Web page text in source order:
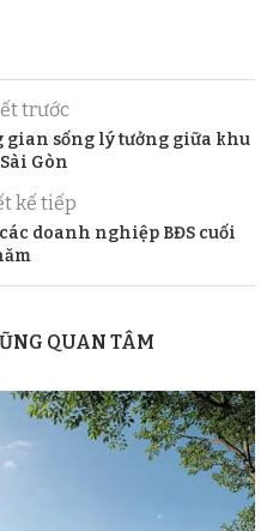
trước
sống lý tưởng giữa khu
Gòn
kế tiếp
doanh nghiệp BĐS cuối
QUAN TÂM